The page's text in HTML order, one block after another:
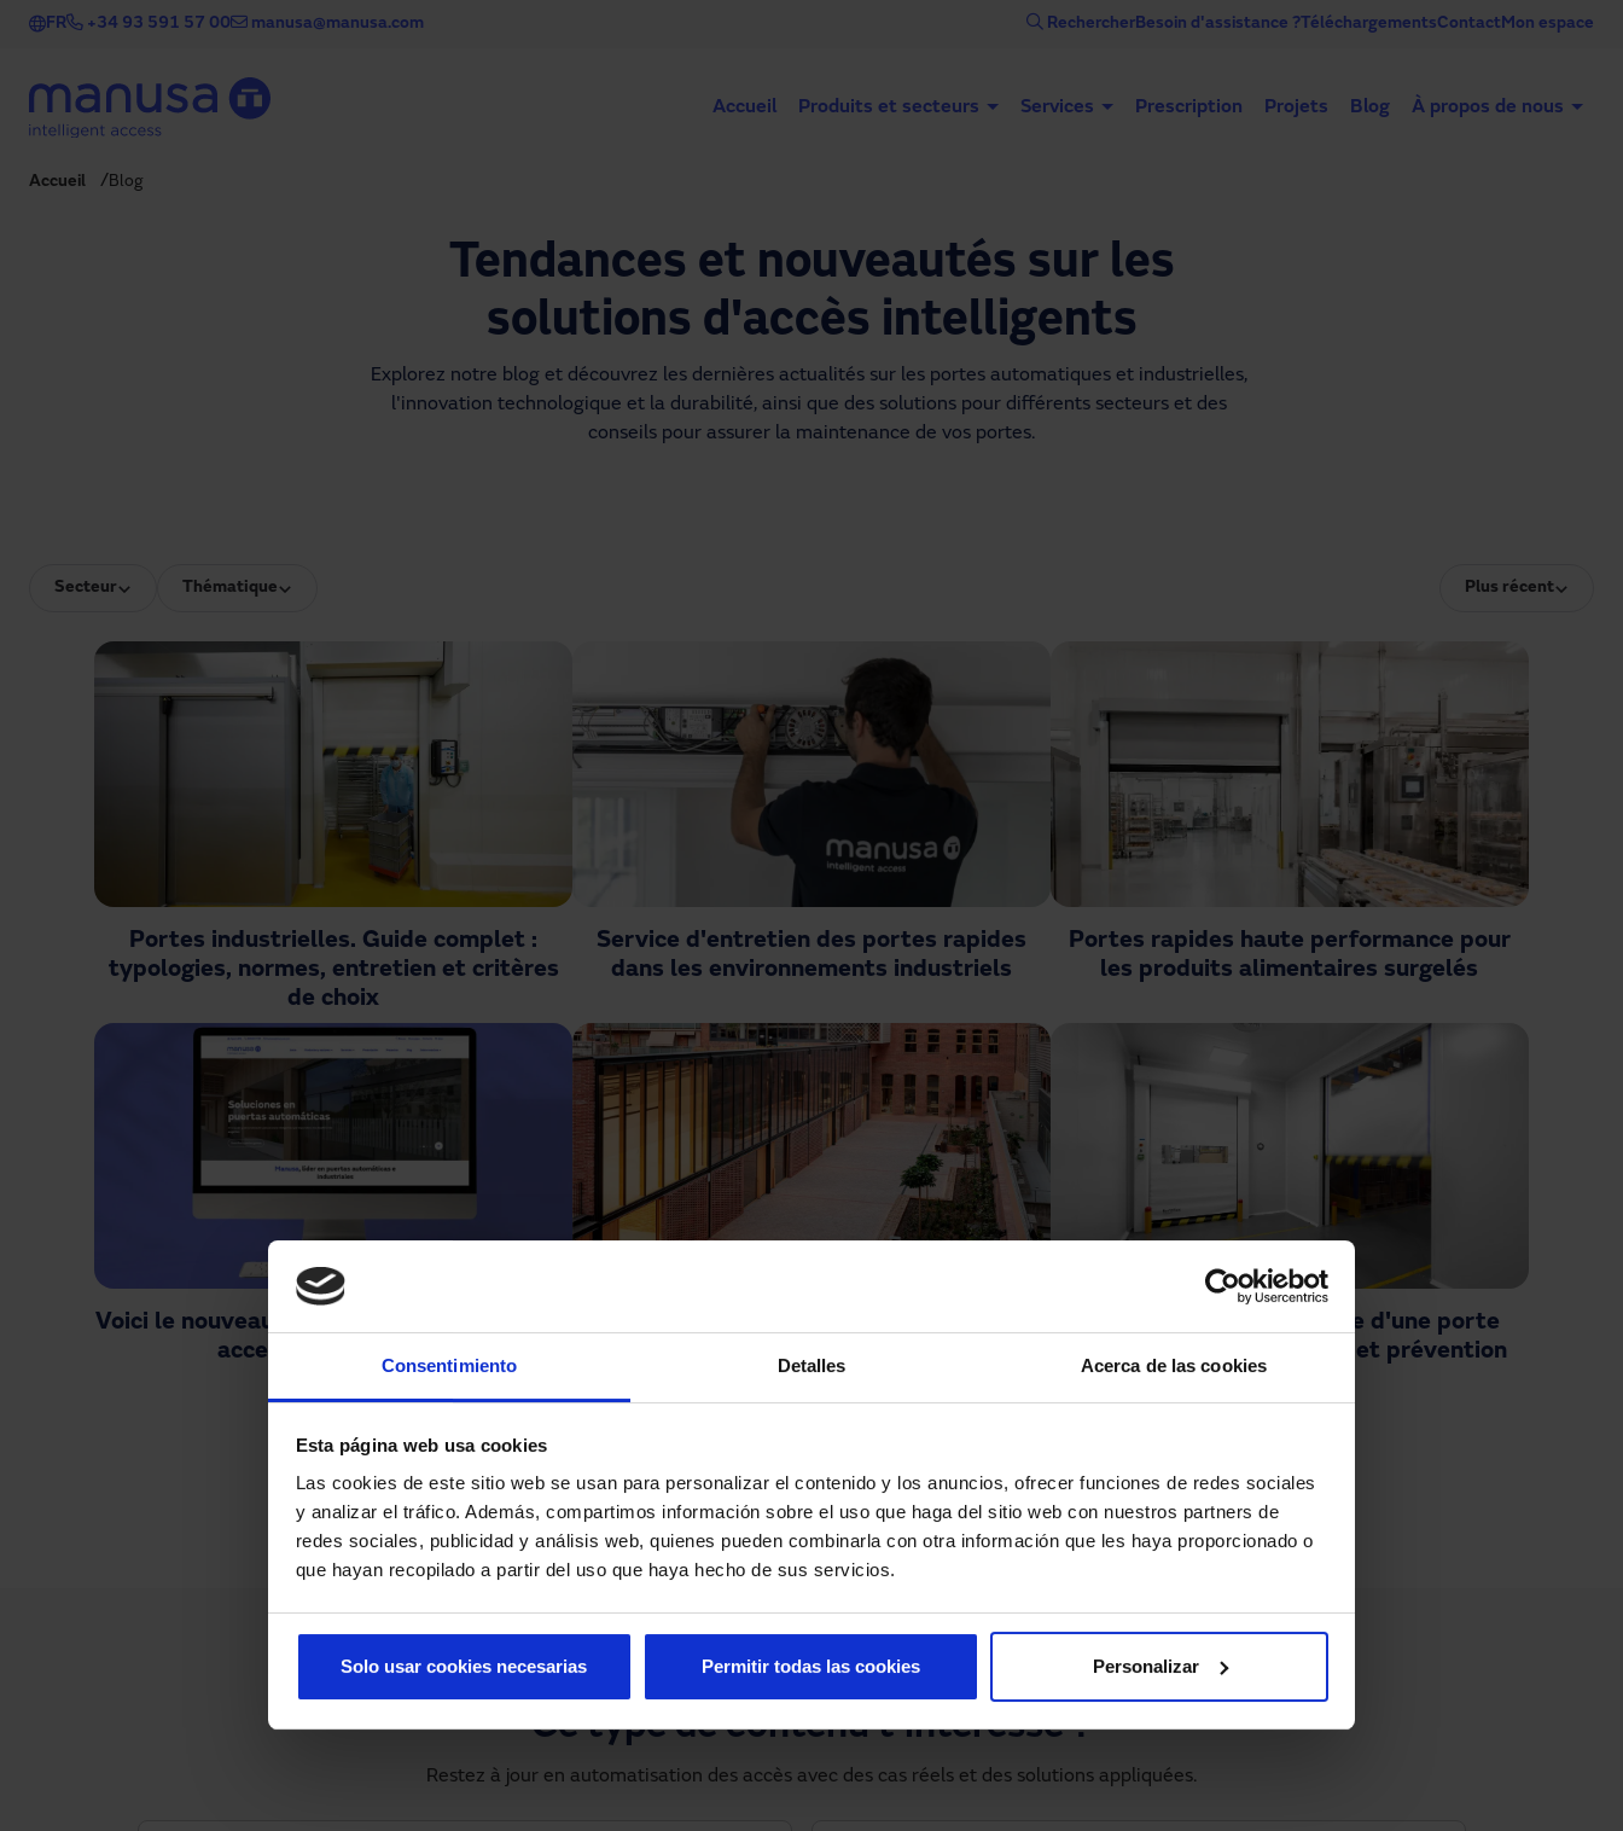
Consentimiento Detalles Acerca de las cookies
Esta página web usa cookies
Las cookies de este sitio web se usan para personalizar el contenido y los anuncios, ofrecer funciones de redes sociales
y analizar el tráfico. Además, compartimos información sobre el uso que haga del sitio web con nuestros partners de
redes sociales, publicidad y análisis web, quienes pueden combinarla con otra información que les haya proporcionado o
que hayan recopilado a partir del uso que haya hecho de sus servicios.
Solo usar cookies necesarias Personalizar
Permitir todas las cookies
Aller au contenu principal
FR +34 93 591 57 00 manusa@manusa.com RechercherBesoin d'assistance ? TéléchargementsContactMon espace
Accueil Produits et secteurs Services Prescription Projets Blog À propos de nous
Accueil Blog
Tendances et nouveautés sur les
solutions d'accès intelligents
Explorez notre blog et découvrez les dernières actualités sur les portes automatiques et industrielles,
l'innovation technologique et la durabilité, ainsi que des solutions pour différents secteurs et des
conseils pour assurer la maintenance de vos portes.
Secteur Thématique Plus récent
Portes industrielles. Guide complet :
typologies, normes, entretien et critères
de choix
Service d'entretien des portes rapides
dans les environnements industriels
Portes rapides haute performance pour
les produits alimentaires surgelés
Voici le nouveau site web de Manusa. Clair,
accessible et intuitif.
Que faire en cas de panne d'une porte
rapide : causes, solutions et prévention
Ce type de contenu t'intéresse ?
Restez à jour en automatisation des accès avec des cas réels et des solutions appliquées.